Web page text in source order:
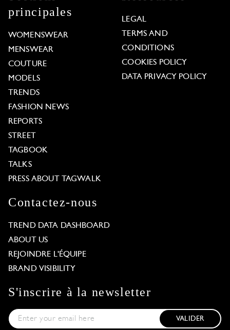
principales
WOMENSWEAR
MENSWEAR
COUTURE
MODELS
TRENDS
FASHION NEWS
REPORTS
STREET
TAGBOOK
TALKS
PRESS ABOUT TAGWALK
LEGAL
TERMS AND
CONDITIONS
COOKIES POLICY
DATA PRIVACY POLICY
Contactez-nous
TREND DATA DASHBOARD
ABOUT US
REJOINDRE L'ÉQUIPE
BRAND VISIBILITY
S'inscrire à la newsletter
VALIDER